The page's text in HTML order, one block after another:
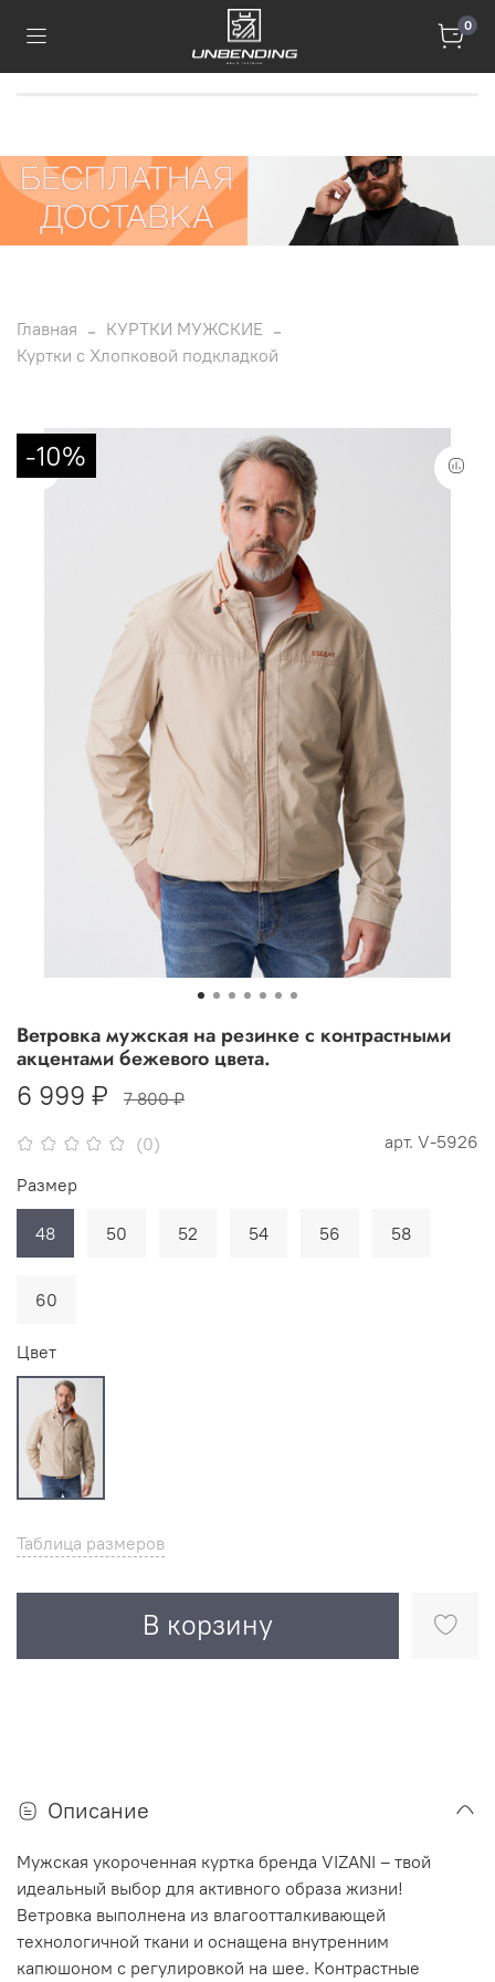
0
Главная
КУРТКИ МУЖСКИЕ
Куртки с Хлопковой подкладкой
-10%
(0) арт. V-5926
Ветровка мужская на резинке с контрастными
акцентами бежевого цвета.
6 999 ₽ 7 800 ₽
Таблица размеров
В корзину
Размер
48 50 52 54 56 58
60
Цвет
Описание
Мужская укороченная куртка бренда VIZANI – твой
идеальный выбор для активного образа жизни!
Ветровка выполнена из влагоотталкивающей
технологичной ткани и оснащена внутренним
капюшоном с регулировкой на шее. Контрастные